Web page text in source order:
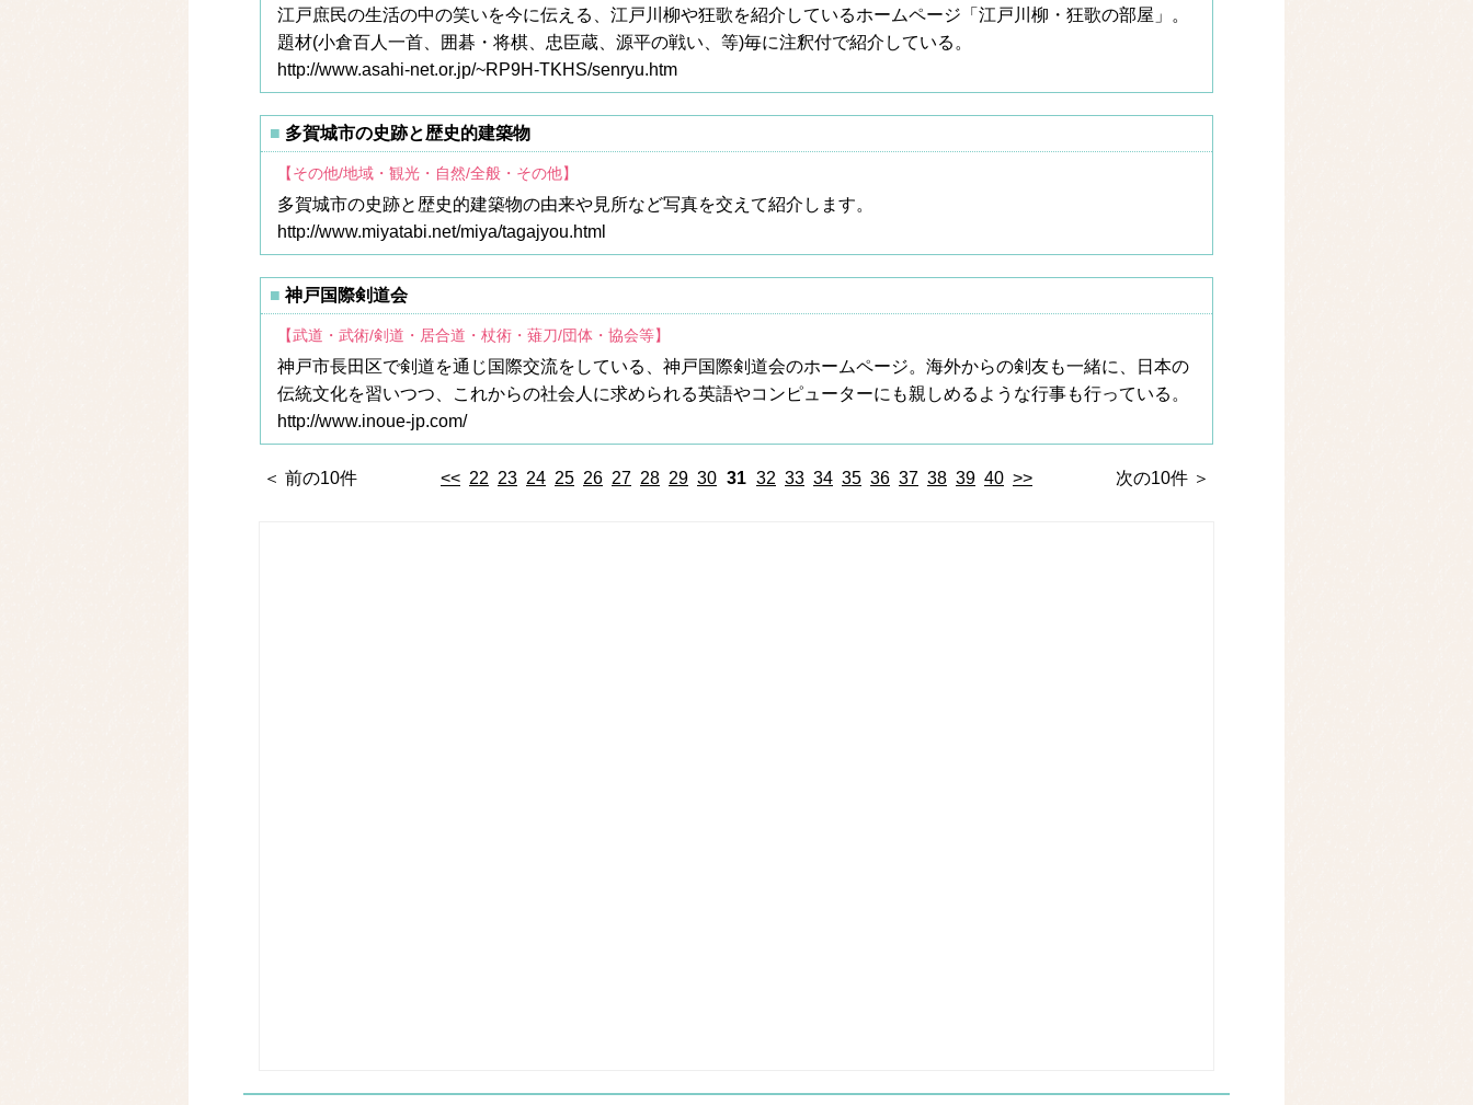
江戸庶民の生活の中の笑いを今に伝える、江戸川柳や狂歌を紹介しているホームページ「江戸川柳・狂歌の部屋」。
題材(小倉百人一首、囲碁・将棋、忠臣蔵、源平の戦い、等)毎に注釈付で紹介している。
http://www.asahi-net.or.jp/~RP9H-TKHS/senryu.htm
多賀城市の史跡と歴史的建築物
【その他/地域・観光・自然/全般・その他】
多賀城市の史跡と歴史的建築物の由来や見所など写真を交えて紹介します。
http://www.miyatabi.net/miya/tagajyou.html
神戸国際剣道会
【武道・武術/剣道・居合道・杖術・薙刀/団体・協会等】
神戸市長田区で剣道を通じ国際交流をしている、神戸国際剣道会のホームページ。海外からの剣友も一緒に、日本の
伝統文化を習いつつ、これからの社会人に求められる英語やコンピューターにも親しめるような行事も行っている。
http://www.inoue-jp.com/
＜ 前の10件 次の10件 ＞
<< 22 23 24 25 26 27 28 29 30 31 32 33 34 35 36 37 38 39 40 >>